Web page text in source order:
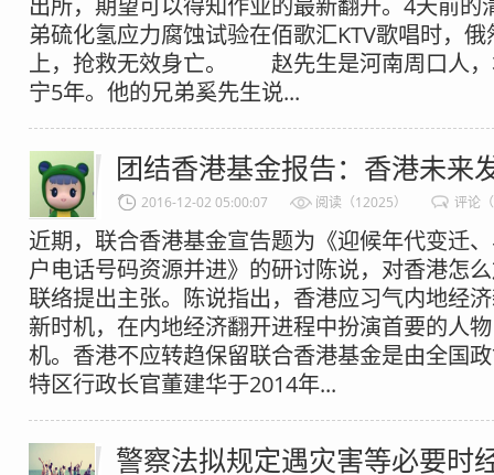
弟硫化氢应力腐蚀试验在佰歌汇KTV歌唱时，
上，抢救无效身亡。 赵先生是河南周口人，
宁5年。他的兄弟奚先生说...
团结香港基金报告：香港未来
2016-12-02 05:00:07 阅读（12025） 评论
近期，联合香港基金宣告题为《迎候年代变迁
户电话号码资源并进》的研讨陈说，对香港怎
联络提出主张。陈说指出，香港应习气内地经
新时机，在内地经济翻开进程中扮演首要的人
机。香港不应转趋保留联合香港基金是由全国
特区行政长官董建华于2014年...
警察法拟规定遇灾害等必要时